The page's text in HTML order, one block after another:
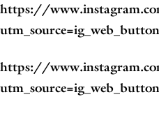
https://
https://